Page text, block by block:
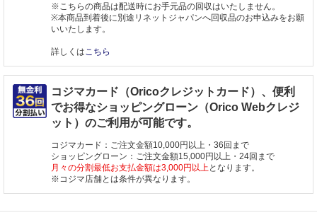
※こちらの商品は配送時にお手元品の回収はいたしません。
※本商品到着後に別途リネットジャパンへ回収品のお申込みをお願
いいたします。
詳しくはこちら
コジマカード（Oricoクレジットカード）、便利
でお得なショッピングローン（Orico Webクレジ
ット）のご利用が可能です。
コジマカード：ご注文金額10,000円以上・36回まで
ショッピングローン：ご注文金額15,000円以上・24回まで
月々の分割最低お支払金額は3,000円以上となります。
※コジマ店舗とは条件が異なります。